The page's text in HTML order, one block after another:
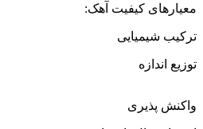
معیارهای کیفیت آهک:
ترکیب شیمیایی
توزیع اندازه
واکنش پذیری